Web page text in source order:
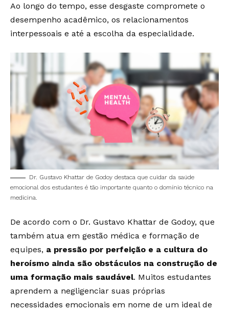
Ao longo do tempo, esse desgaste compromete o
desempenho acadêmico, os relacionamentos
interpessoais e até a escolha da especialidade.
Dr. Gustavo Khattar de Godoy destaca que cuidar da saúde
emocional dos estudantes é tão importante quanto o domínio técnico na
medicina.
De acordo com o Dr. Gustavo Khattar de Godoy, que
também atua em gestão médica e formação de
equipes, a pressão por perfeição e a cultura do
heroísmo ainda são obstáculos na construção de
uma formação mais saudável. Muitos estudantes
aprendem a negligenciar suas próprias
necessidades emocionais em nome de um ideal de